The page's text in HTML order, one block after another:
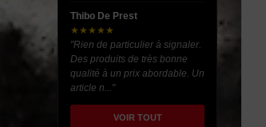
Thibo De Prest
★★★★★
"Rien de particulier à signaler.
Des produits de très bonne
qualité à un prix abordable. Un
article n..."
VOIR TOUT